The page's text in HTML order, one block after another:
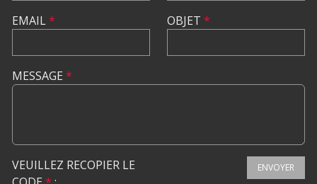
EMAIL* OBJET *
MESSAGE *
VEUILLEZ RECOPIER LE
ENVOYER